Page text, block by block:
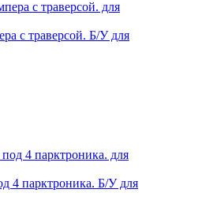
с траверсой. Б/У для
4 парктроника. Б/У для